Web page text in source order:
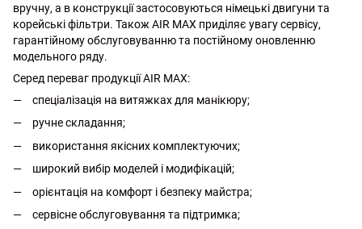
вручну, а в конструкції застосовуються німецькі двигуни та
корейські фільтри. Також AIR MAX приділяє увагу сервісу,
гарантійному обслуговуванню та постійному оновленню
модельного ряду.
Серед переваг продукції AIR MAX:
спеціалізація на витяжках для манікюру;
ручне складання;
використання якісних комплектуючих;
широкий вибір моделей і модифікацій;
орієнтація на комфорт і безпеку майстра;
сервісне обслуговування та підтримка;